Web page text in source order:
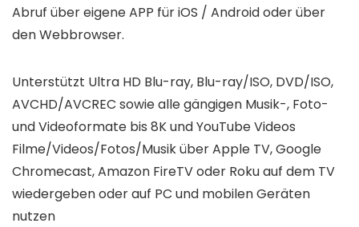
Abruf über eigene APP für iOS / Android oder über
den Webbrowser.
Unterstützt Ultra HD Blu-ray, Blu-ray/ISO, DVD/ISO,
AVCHD/AVCREC sowie alle gängigen Musik-, Foto-
und Videoformate bis 8K und YouTube Videos
Filme/Videos/Fotos/Musik über Apple TV, Google
Chromecast, Amazon FireTV oder Roku auf dem TV
wiedergeben oder auf PC und mobilen Geräten
nutzen